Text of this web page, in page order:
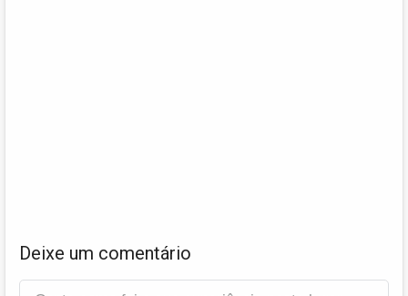
Deixe um comentário